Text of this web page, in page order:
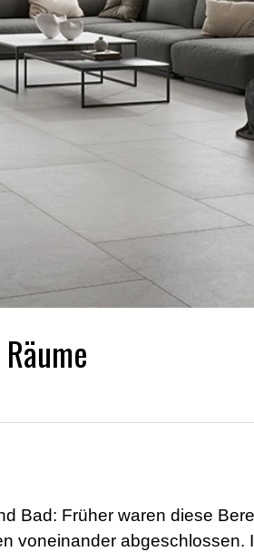
Bad: Früher waren diese
voneinander abgeschlossen.